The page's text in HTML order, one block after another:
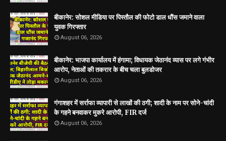
बीकानेर: सोशल मीडिया पर पिस्तौल की फोटो डाल धौंस जमाने वाला
युवक गिरफ्तार
August 06, 2026
बीकानेर: भाजपा कार्यालय में हंगामा; विधायक जेठानंद व्यास पर लगे गंभीर
आरोप, नेताओं की तकरार के बीच चला बुलडोजर
August 06, 2026
गंगाशहर में सर्राफा व्यापारी से लाखों की ठगी; शादी के नाम पर सोने-चांदी
के गहने बनवाकर मुकरे आरोपी, FIR दर्ज
August 06, 2026